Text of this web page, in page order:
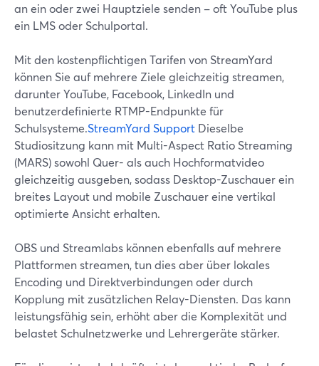
an ein oder zwei Hauptziele senden – oft YouTube plus
ein LMS oder Schulportal.
Mit den kostenpflichtigen Tarifen von StreamYard
können Sie auf mehrere Ziele gleichzeitig streamen,
darunter YouTube, Facebook, LinkedIn und
benutzerdefinierte RTMP-Endpunkte für
Schulsysteme.StreamYard Support Dieselbe
Studiositzung kann mit Multi-Aspect Ratio Streaming
(MARS) sowohl Quer- als auch Hochformatvideo
gleichzeitig ausgeben, sodass Desktop-Zuschauer ein
breites Layout und mobile Zuschauer eine vertikal
optimierte Ansicht erhalten.
OBS und Streamlabs können ebenfalls auf mehrere
Plattformen streamen, tun dies aber über lokales
Encoding und Direktverbindungen oder durch
Kopplung mit zusätzlichen Relay-Diensten. Das kann
leistungsfähig sein, erhöht aber die Komplexität und
belastet Schulnetzwerke und Lehrergeräte stärker.